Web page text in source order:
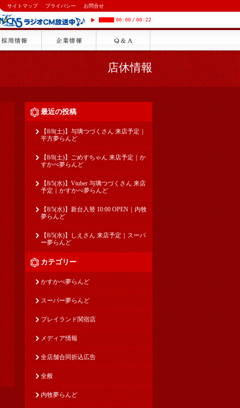
サイトマップ プライバシー お問合せ
00:00 / 00:22
店休情報
最近の投稿
【8/8(土)】与璃つづくさん 来店予定｜
平方夢らんど
【8/8(土)】ごめすちゃん 来店予定｜か
すかべ夢らんど
【8/5(水)】Vtuber 与璃つづくさん 来店
予定｜かすかべ夢らんど
【8/5(水)】新台入替 10:00 OPEN｜内牧
夢らんど
【8/5(水)】しえさん 来店予定｜スーパ
ー夢らんど
カテゴリー
かすかべ夢らんど
スーパー夢らんど
プレイランド関宿店
メディア情報
全店舗合同折込広告
全般
内牧夢らんど